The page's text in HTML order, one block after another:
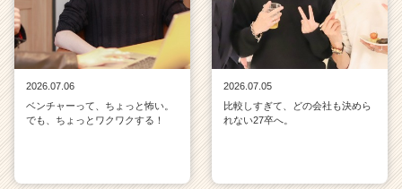
2026.07.06
ベンチャーって、ちょっと怖い。
でも、ちょっとワクワクする！
2026.07.05
比較しすぎて、どの会社も決めら
れない27卒へ。